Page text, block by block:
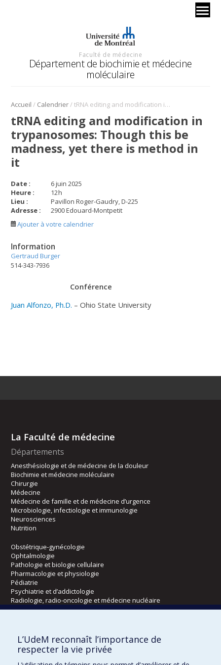
Faculté de médecine
Département de biochimie et médecine
moléculaire
Accueil / Calendrier/ tRNA editing and modification in trypanosomes: Though this be madness, yet there is method in it
tRNA editing and modification in
trypanosomes: Though this be
madness, yet there is method in
it
Date :
6 juin 2025
Heure :
12h
Lieu :
Pavillon Roger-Gaudry, D-225
Adresse :
2900 Edouard-Montpetit
Ajouter à votre calendrier
Information
Gertraud Burger
514-343-7936
Conférence
Juan Alfonzo, Ph.D. – Ohio State University
La Faculté de médecine
Départements
Anesthésiologie et de médecine de la douleur
Biochimie et médecine moléculaire
Chirurgie
Médecine
Médecine de famille et de médecine d’urgence
Microbiologie, infectiologie et immunologie
Neurosciences
Nutrition
Obstétrique-gynécologie
Ophtalmologie
Pathologie et biologie cellulaire
Pharmacologie et physiologie
Pédiatrie
Psychiatrie et d’addictologie
Radiologie, radio-oncologie et médecine nucléaire
Écoles
Kinésiologie et des sciences de l’activité physique
Orthophonie et audiologie
L’UdeM reconnaît l’importance de
respecter la vie privée